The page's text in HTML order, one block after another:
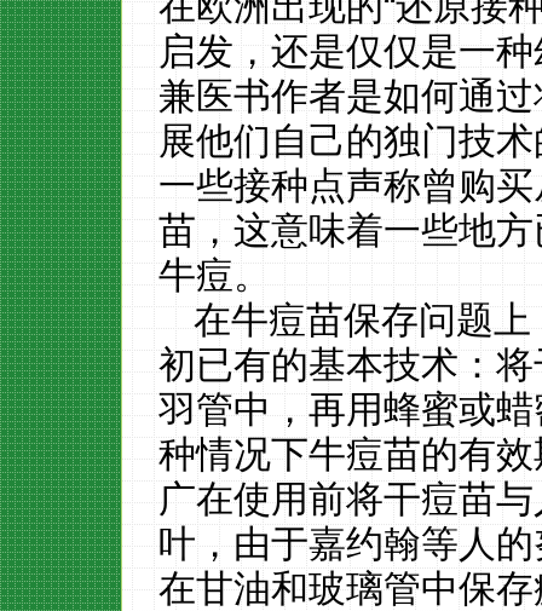
启发，还是仅仅是一
兼医书作者是如何通
展他们自己的独门技
一些接种点声称曾购
苗，这意味着一些地
牛痘。
在牛痘苗保存问题
初已有的基本技术：
羽管中，再用蜂蜜或
种情况下牛痘苗的有
广在使用前将干痘苗
叶，由于嘉约翰等人
在甘油和玻璃管中保